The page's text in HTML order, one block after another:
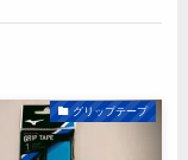
グリップテープ